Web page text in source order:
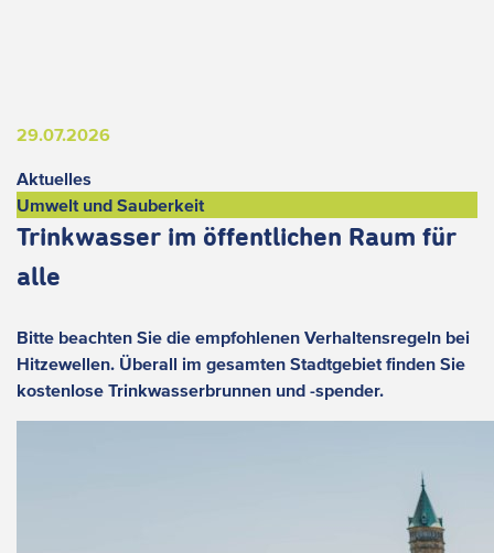
29.07.2026
Aktuelles
Umwelt und Sauberkeit
Trinkwasser im öffentlichen Raum für
alle
Bitte beachten Sie die empfohlenen Verhaltensregeln bei
Hitzewellen. Überall im gesamten Stadtgebiet finden Sie
kostenlose Trinkwasserbrunnen und -spender.